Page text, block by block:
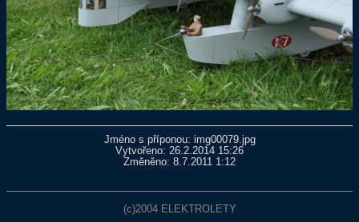
Jméno s příponou: img00079.jpg
Vytvořeno: 26.2.2014 15:26
Změněno: 8.7.2011 1:12
(c)2004 ELEKTROLETY